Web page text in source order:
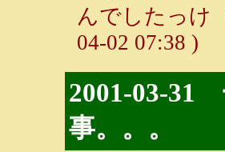
んでしたっけ
04-02 07:38 )
2001-03-31
事。。。